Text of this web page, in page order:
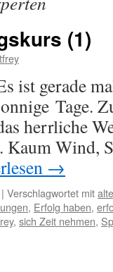
(1)
ist gerade
Tage.
herrliche
Wind,
→
| Verschlagwortet mit
, Erfolg haben,
, sich Zeit nehmen,